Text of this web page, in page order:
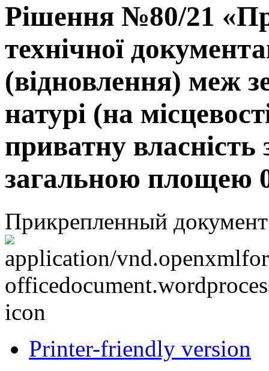
Рішення №80/21
технічної
(відновлення) меж
натурі (на
приватну власність
загальною площею
Прикрепленный
Printer-friendly version